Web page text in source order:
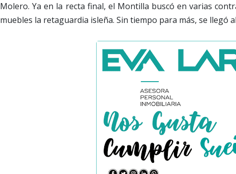
Molero. Ya en la recta final, el Montilla buscó en varias
muebles la retaguardia isleña. Sin tiempo para más, se llegó